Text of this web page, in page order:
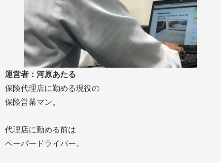
運営者：河原あたる
保険代理店に勤める現役の
保険営業マン。
代理店に勤める前は
ペーパードライバー。